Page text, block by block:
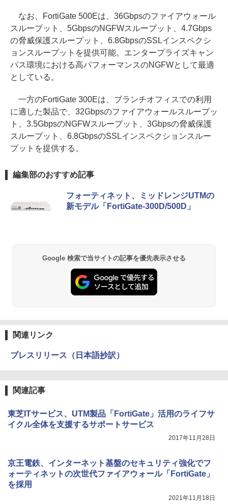
なお、FortiGate 500Eは、36Gbpsのファイアウォール
スループット、5GbpsのNGFWスループット、4.7Gbps
の脅威保護スループット、6.8GbpsのSSLインスペクシ
ョンスループットを提供可能。エンタープライズキャン
パス環境における高パフォーマンスのNGFWとして最適
としている。
一方のFortiGate 300Eは、ブランチオフィスでの利用
に適した製品で、32Gbpsのファイアウォールスループッ
ト、3.5GbpsのNGFWスループット、3Gbpsの脅威保護
スループット、6.8GbpsのSSLインスペクションスルー
プットを提供する。
編集部のおすすめ記事
フォーティネット、ミッドレンジUTMの
新モデル「FortiGate-300D/500D」
Google 検索で当サイトの記事を優先表示させる
関連リンク
プレスリリース（日本語抄訳）
関連記事
東芝ITサービス、UTM製品「FortiGate」活用のライフサ
イクル全体を支援するサポートサービス
2017年11月28日
京王電鉄、インターネット基盤のセキュリティ強化でフ
ォーティネットの次世代ファイアウォール「FortiGate」
を採用
2021年11月18日